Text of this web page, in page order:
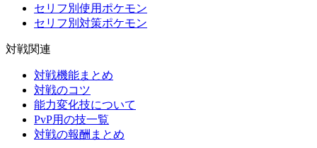
セリフ別使用ポケモン
セリフ別対策ポケモン
対戦関連
対戦機能まとめ
対戦のコツ
能力変化技について
PvP用の技一覧
対戦の報酬まとめ